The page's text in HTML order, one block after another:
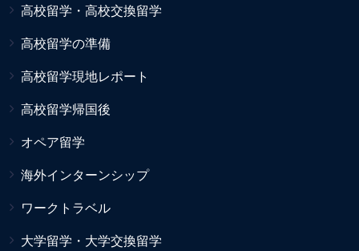
高校留学・高校交換留学
高校留学の準備
高校留学現地レポート
高校留学帰国後
オペア留学
海外インターンシップ
ワークトラベル
大学留学・大学交換留学